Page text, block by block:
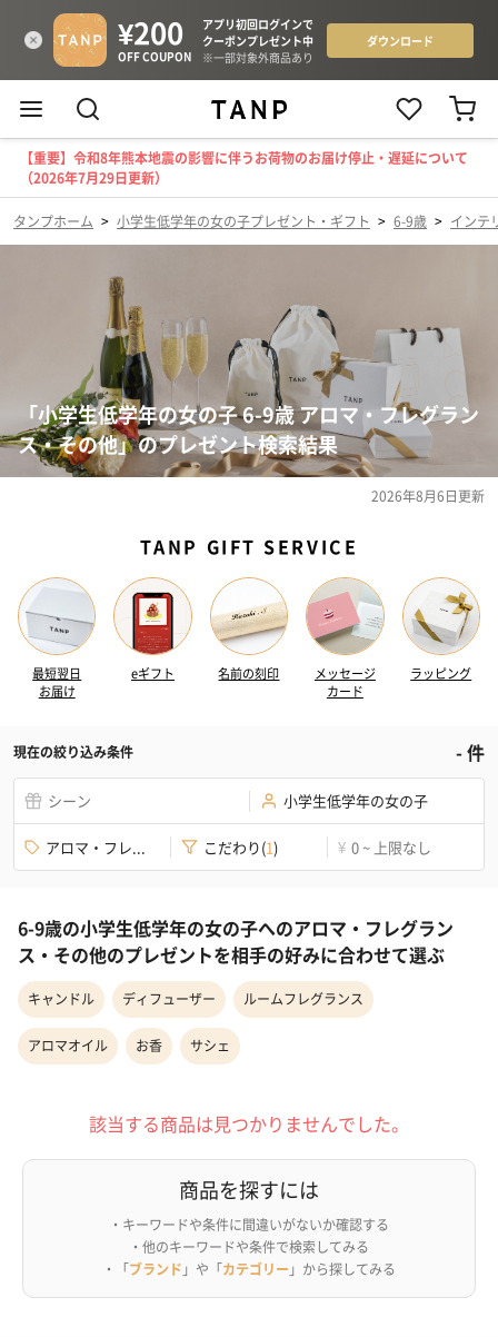
【重要】令和8年熊本地震の影響に伴うお荷物のお届け停止・遅延について
（2026年7月29日更新）
タンプホーム > 小学生低学年の女の子プレゼント・ギフト > 6-9歳 > インテ
「小学生低学年の女の子 6-9歳 アロマ・フレグラン
ス・その他」のプレゼント検索結果
2026年8月6日更新
TANP GIFT SERVICE
最短翌日
お届け
eギフト 名前の刻印
メッセージ
カード
ラッピング
現在の絞り込み条件 -件
シーン 小学生低学年の女の子
アロマ・フレ... こだわり(1) ¥ 0 ~ 上限なし
6-9歳の小学生低学年の女の子へのアロマ・フレグラン
ス・その他のプレゼントを相手の好みに合わせて選ぶ
キャンドル ディフューザー ルームフレグランス
アロマオイル お香 サシェ
該当する商品は見つかりませんでした。
商品を探すには
・キーワードや条件に間違いがないか確認する
・他のキーワードや条件で検索してみる
・「ブランド 」や「カテゴリー 」から探してみる